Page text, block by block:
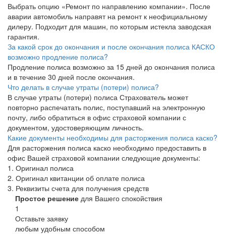
Выбрать опцию «Ремонт по направлению компании». После
аварии автомобиль направят на ремонт к неофициальному
дилеру. Подходит для машин, по которым истекла заводская
гарантия.
За какой срок до окончания и после окончания полиса КАСКО
возможно продление полиса?
Продление полиса возможно за 15 дней до окончания полиса
и в течение 30 дней после окончания.
Что делать в случае утраты (потери) полиса?
В случае утраты (потери) полиса Страхователь может
повторно распечатать полис, поступавший на электронную
почту, либо обратиться в офис страховой компании с
документом, удостоверяющим личность.
Какие документы необходимы для расторжения полиса каско?
Для расторжения полиса каско необходимо предоставить в
офис Вашей страховой компании следующие документы:
1. Оригинал полиса
2. Оригинал квитанции об оплате полиса
3. Реквизиты счета для получения средств
Простое решение для Вашего спокойствия
1
Оставьте заявку
любым удобным способом